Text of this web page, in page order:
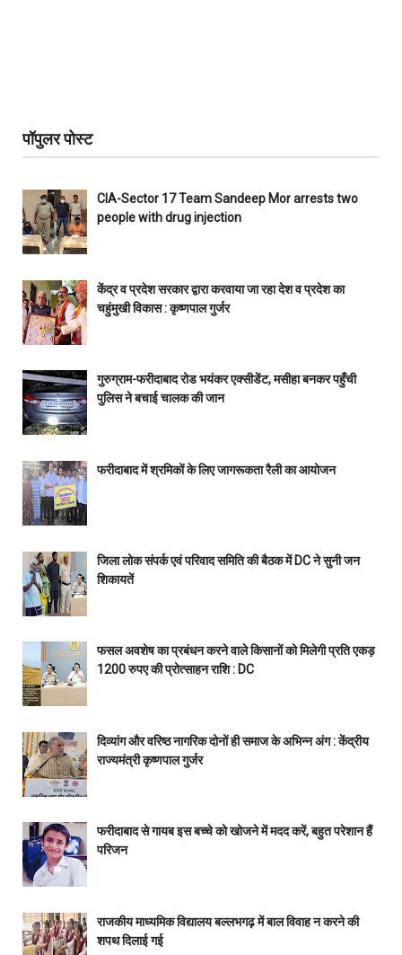
पॉपुलर पोस्ट
CIA-Sector 17 Team Sandeep Mor arrests two
people with drug injection
केंद्र व प्रदेश सरकार द्वारा करवाया जा रहा देश व प्रदेश का
चहुंमुखी विकास : कृष्णपाल गुर्जर
गुरुग्राम-फरीदाबाद रोड भयंकर एक्सीडेंट, मसीहा बनकर पहुँची
पुलिस ने बचाई चालक की जान
फरीदाबाद में श्रमिकों के लिए जागरूकता रैली का आयोजन
जिला लोक संपर्क एवं परिवाद समिति की बैठक में DC ने सुनी जन
शिकायतें
फसल अवशेष का प्रबंधन करने वाले किसानों को मिलेगी प्रति एकड़
1200 रुपए की प्रोत्साहन राशि : DC
दिव्यांग और वरिष्ठ नागरिक दोनों ही समाज के अभिन्न अंग : केंद्रीय
राज्यमंत्री कृष्णपाल गुर्जर
फरीदाबाद से गायब इस बच्चे को खोजने में मदद करें, बहुत परेशान हैं
परिजन
राजकीय माध्यमिक विद्यालय बल्लभगढ़ में बाल विवाह न करने की
शपथ दिलाई गई